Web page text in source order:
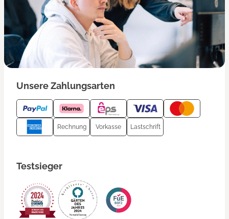
Unsere Zahlungsarten
Rechnung Vorkasse Lastschrift
Testsieger